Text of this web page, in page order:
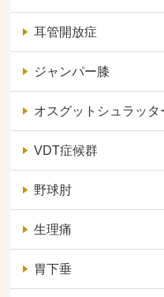
耳管開放症
ジャンパー膝
オスグットシュラッタ
VDT症候群
野球肘
生理痛
胃下垂